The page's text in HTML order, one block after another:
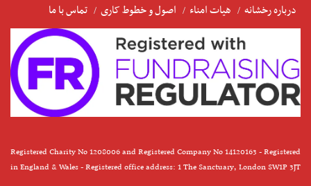
درباره رخشانه هیات امناء اصول و خطوط کاری تماس با ما
Registered Charity No 1208006 and Registered Company No 14120163 - Registered
in England & Wales - Registered office address: 1 The Sanctuary, London SW1P 3JT